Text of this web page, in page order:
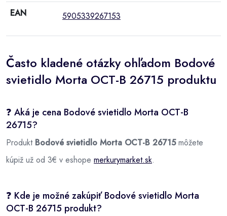
EAN 5905339267153
Často kladené otázky ohľadom Bodové
svietidlo Morta OCT-B 26715 produktu
❓ Aká je cena Bodové svietidlo Morta OCT-B
26715?
Produkt Bodové svietidlo Morta OCT-B 26715môžete
kúpiž už od 3€ v eshope merkurymarket.sk.
❓ Kde je možné zakúpiť Bodové svietidlo Morta
OCT-B 26715 produkt?